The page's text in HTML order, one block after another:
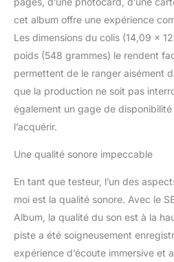
cet album offre une expérience
Les dimensions du colis (14,09 x
poids (548 grammes) le rendent
permettent de le ranger aisément
que la production ne soit pas
également un gage de
l’acquérir.
Une qualité sonore impeccable
En tant que testeur, l’un des
moi est la qualité sonore. Avec le
Album, la qualité du son est à la
piste a été soigneusement
expérience d’écoute immersive et